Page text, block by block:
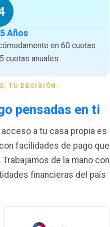
Años
en 60 cuotas
cuotas anuales.
TU DECISIÓN:
pensadas en ti
a tu casa propia es
facilidades de pago que
de la mano con
financieras del país